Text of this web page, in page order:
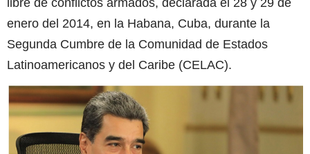
enero del 2014, en la Habana, Cuba, durante la
Segunda Cumbre de la Comunidad de Estados
Latinoamericanos y del Caribe (CELAC).